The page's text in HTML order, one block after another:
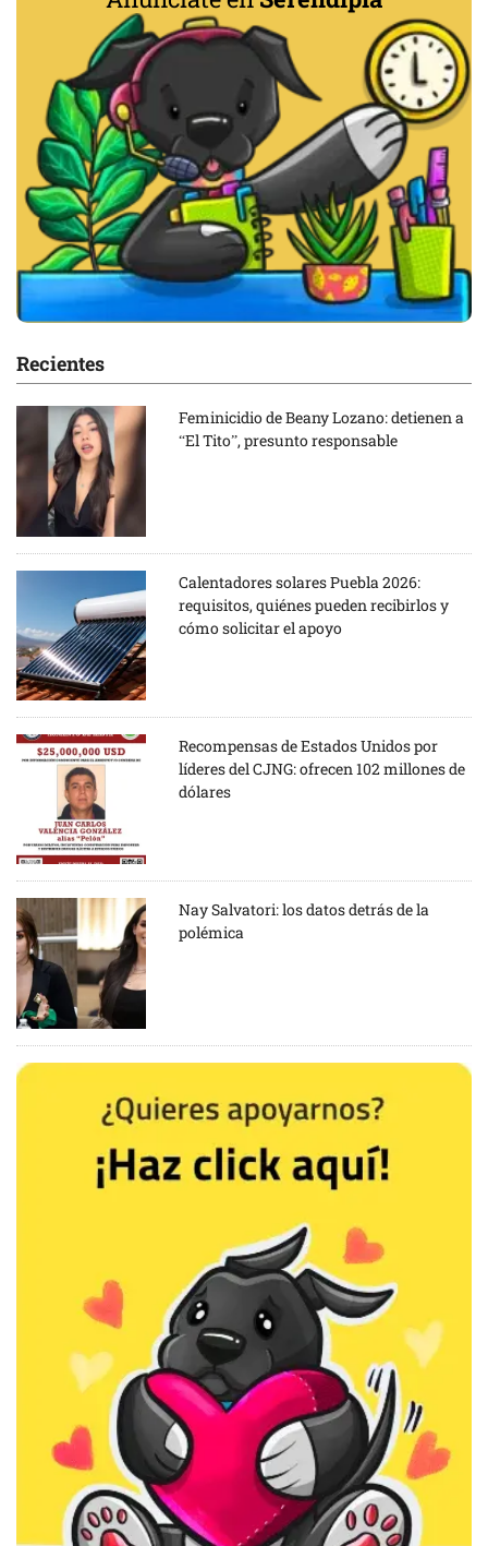
Recientes
Feminicidio de Beany Lozano: detienen a
“El Tito”, presunto responsable
Calentadores solares Puebla 2026:
requisitos, quiénes pueden recibirlos y
cómo solicitar el apoyo
Recompensas de Estados Unidos por
líderes del CJNG: ofrecen 102 millones de
dólares
Nay Salvatori: los datos detrás de la
polémica